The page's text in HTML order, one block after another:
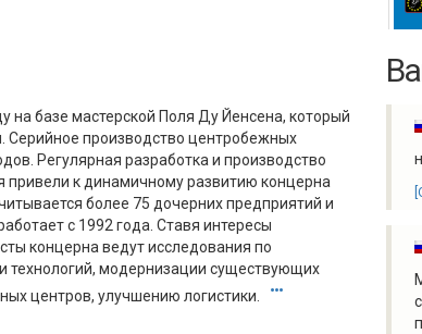
на базе мастерской Поля Ду Йенсена, который
производство центробежных
Регулярная разработка и производство
привели к динамичному развитию концерна
более 75 дочерних предприятий и
с 1992 года. Ставя интересы
концерна ведут исследования по
технологий, модернизации существующих
центров, улучшению логистики.